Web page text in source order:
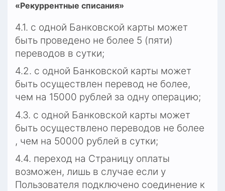
«Рекуррентные списания»
4.1. с одной Банковской карты может
быть проведено не более 5 (пяти)
переводов в сутки;
4.2. с одной Банковской карты может
быть осуществлен перевод не более,
чем на 15000 рублей за одну операцию;
4.3. с одной Банковской карты может
быть осуществлено переводов не более
, чем на 50000 рублей в сутки;
4.4. переход на Страницу оплаты
возможен, лишь в случае если у
Пользователя подключено соединение к